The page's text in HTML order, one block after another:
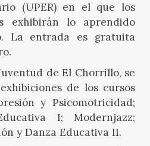
(UPER) en el que los
exhibirán lo aprendido
La entrada es gratuita
de El Chorrillo, se
de los cursos
y Psicomotricidad;
I; Modernjazz;
y Danza Educativa II.